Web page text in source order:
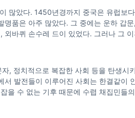
많았다. 1450년경까지 중국은 유럽보
명품은 아주 많았다. 그 중에는 운하 갑
바퀴 손수레 드이 있었다. 그러나 그
, 정치적으로 복잡한 사회 등을 탄생시
서 발전들이 이루어진 사회는 한결같이
을 수 없는 기후 때문에 수렵 채집민들